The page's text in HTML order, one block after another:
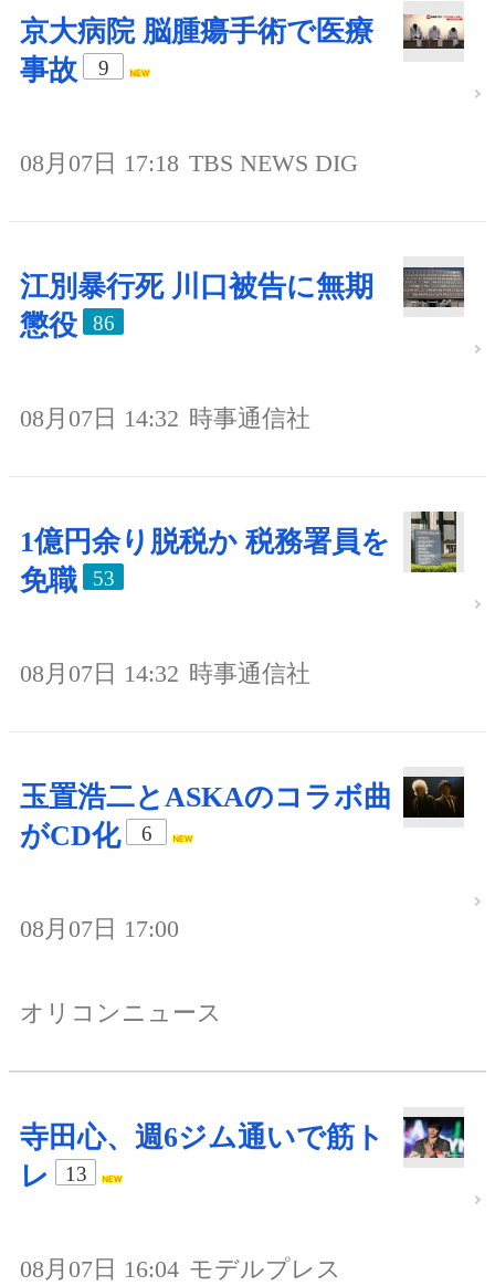
京大病院 脳腫瘍手術で医療
事故
9
08月07日 17:18 TBS NEWS DIG
江別暴行死 川口被告に無期
懲役
86
08月07日 14:32 時事通信社
1億円余り脱税か 税務署員を
免職
53
08月07日 14:32 時事通信社
玉置浩二とASKAのコラボ曲
がCD化
6
08月07日 17:00
オリコンニュース
寺田心、週6ジム通いで筋ト
レ
13
08月07日 16:04 モデルプレス